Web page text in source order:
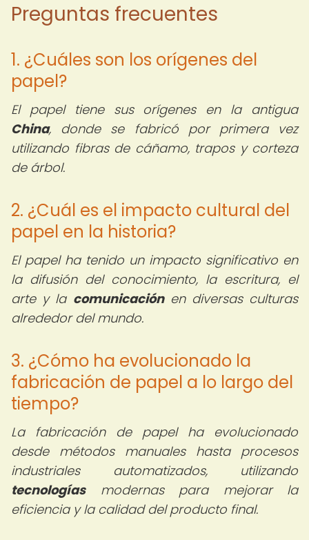
Preguntas frecuentes
1. ¿Cuáles son los orígenes del
papel?
El papel tiene sus orígenes en la antigua
China, donde se fabricó por primera vez
utilizando fibras de cáñamo, trapos y corteza
de árbol.
2. ¿Cuál es el impacto cultural del
papel en la historia?
El papel ha tenido un impacto significativo en
la difusión del conocimiento, la escritura, el
arte y la comunicaciónen diversas culturas
alrededor del mundo.
3. ¿Cómo ha evolucionado la
fabricación de papel a lo largo del
tiempo?
La fabricación de papel ha evolucionado
desde métodos manuales hasta procesos
industriales automatizados, utilizando
tecnologíasmodernas para mejorar la
eficiencia y la calidad del producto final.